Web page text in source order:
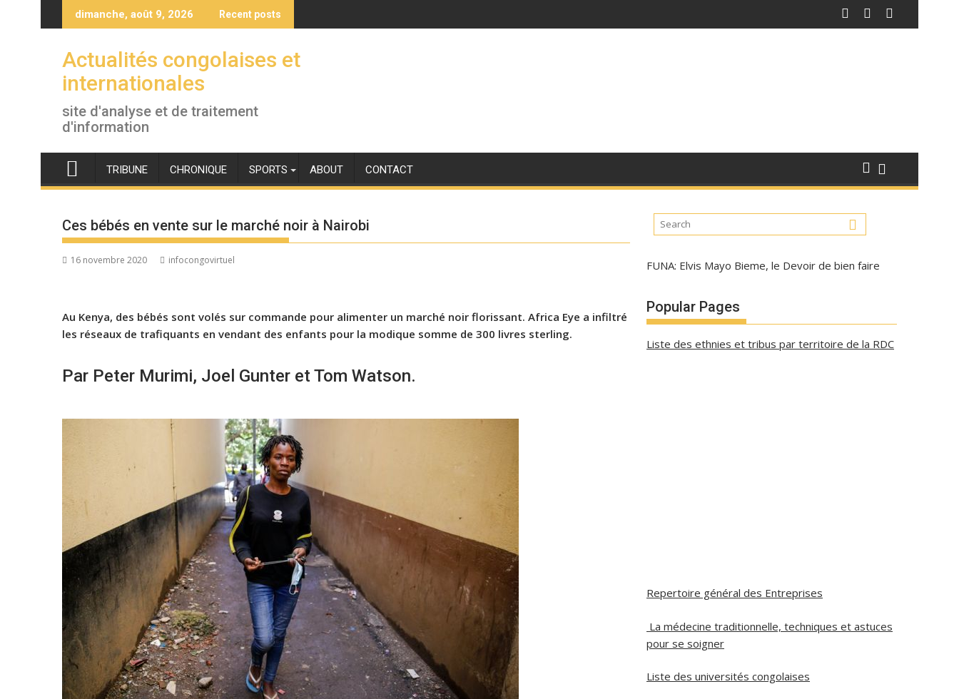
to
dimanche, août 9, 2026 Recent posts
Actualités congolaises et
internationales
site d'analyse et de traitement
d'information
TRIBUNE CHRONIQUE SPORTS ABOUT CONTACT
Ces bébés en vente sur le marché noir à Nairobi
16 novembre 2020 infocongovirtuel
Au Kenya, des bébés sont volés sur commande pour alimenter un marché noir florissant. Africa Eye a infiltré
les réseaux de trafiquants en vendant des enfants pour la modique somme de 300 livres sterling.
Par Peter Murimi, Joel Gunter et Tom Watson.
FUNA: Elvis Mayo Bieme, le Devoir de bien faire
Popular Pages
Liste des ethnies et tribus par territoire de la RDC
Repertoire général des Entreprises
La médecine traditionnelle, techniques et astuces
pour se soigner
Liste des universités congolaises